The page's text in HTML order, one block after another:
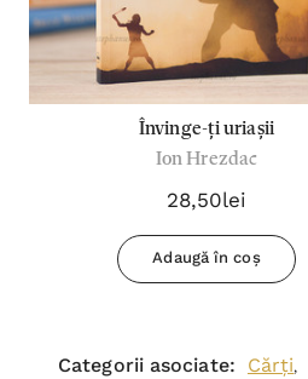
Învinge-ți uriașii
Ion Hrezdac
28,50lei
Adaugă în coș
Categorii asociate: Cărți,